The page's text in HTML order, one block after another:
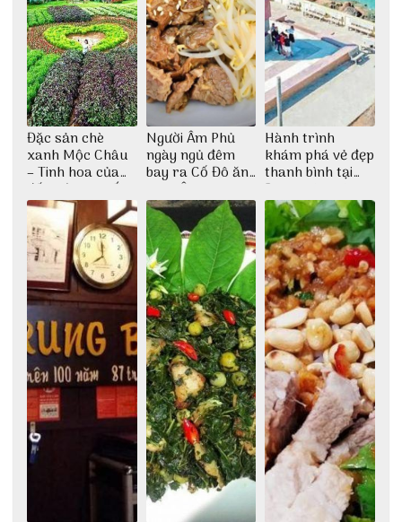
Đặc sản chè
xanh Mộc Châu
– Tinh hoa của
đất trời Tây Bắc
Người Âm Phủ
ngày ngủ đêm
bay ra Cố Đô ăn
Cơm Âm Phủ
Huế
Hành trình
khám phá vẻ đẹp
thanh bình tại
Đảo Phú Quý